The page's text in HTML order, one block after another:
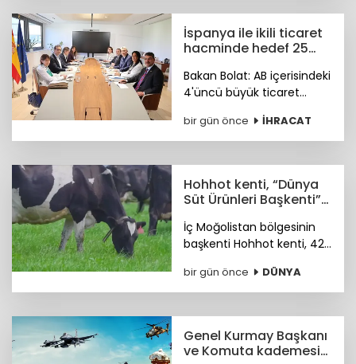
tek merkezde toplanacak.
İspanya ile ikili ticaret
hacminde hedef 25
Bakan Bolat: AB içerisindeki
4'üncü büyük ticaret
ikili ticaret hacmimizi orta
vadede yıllık 25 milyar
hedefliyoruz.
bir gün önce İHRACAT
Hohhot kenti, “Dünya
Süt Ürünleri Başkenti”
İç Moğolistan bölgesinin
başkenti Hohhot kenti, 42
büyüklüğündeki süt
ürünleri sektörüyle “Dünya
ünvanını kazandı.
bir gün önce DÜNYA
Genel Kurmay Başkanı
ve Komuta kademesi